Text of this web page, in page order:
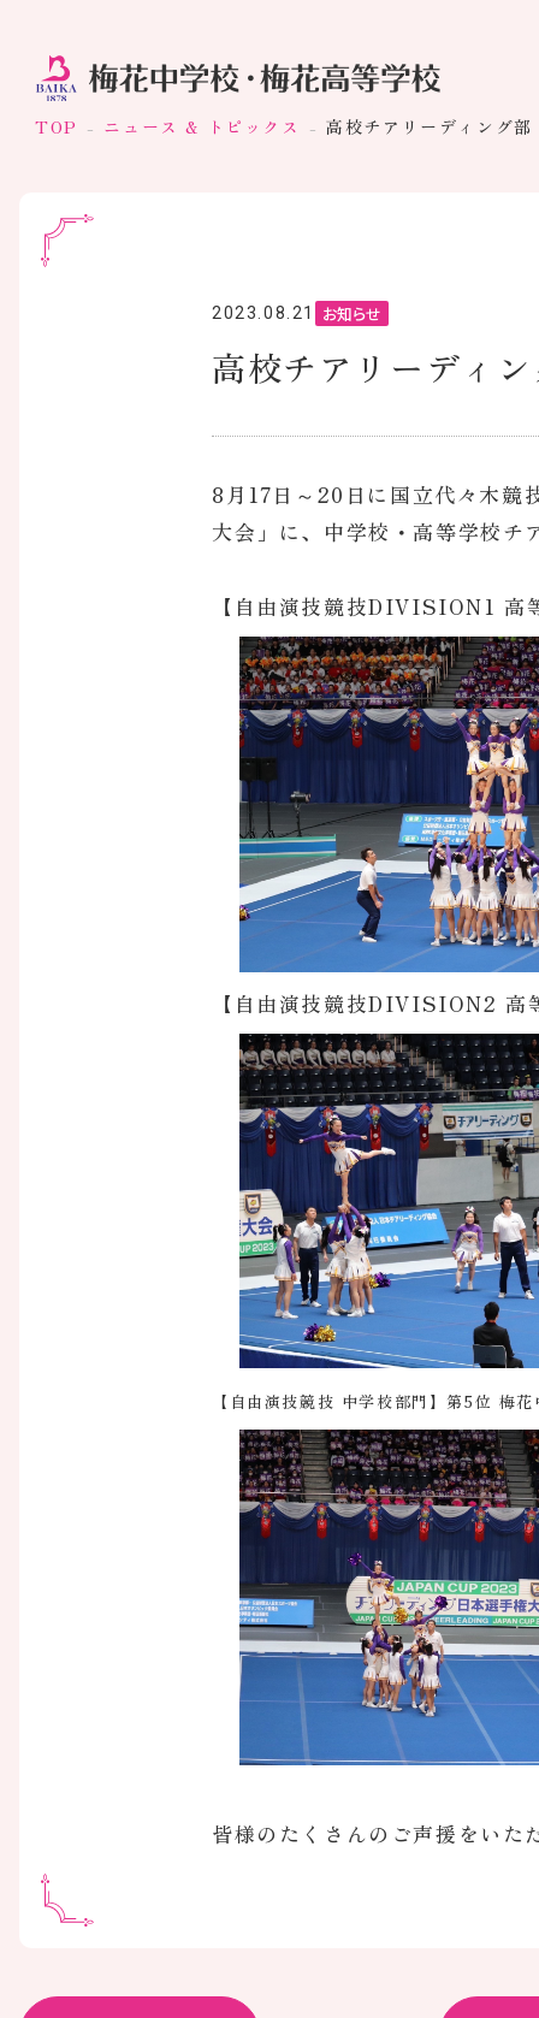
TOP ニュース & トピックス 高校チアリーディング
2023.08.21 お知らせ
高校チアリーディ
8月17日～20日に国立代々木競
大会」に、中学校・高等学校チ
【自由演技競技DIVISION1 高
【自由演技競技DIVISION2 高
【自由演技競技 中学校部門】第5位 梅
皆様のたくさんのご声援をいた